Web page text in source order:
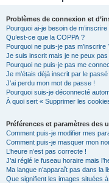
Problèmes de connexion et
Pourquoi ai-je besoin de m’inscrire
Qu’est-ce que la COPPA ?
Pourquoi ne puis-je pas m’inscrire
Je suis inscrit mais je ne peux
Pourquoi ne puis-je pas me
Je m’étais déjà inscrit par le
J’ai perdu mon mot de passe !
Pourquoi suis-je déconnecté
À quoi sert « Supprimer les
Préférences et paramètres des
Comment puis-je modifier mes
Comment puis-je masquer mon
L’heure n’est pas correcte !
J’ai réglé le fuseau horaire mais
Ma langue n’apparaît pas dans la
Que signifient les images situées